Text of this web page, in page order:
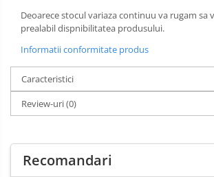
Deoarece stocul variaza continuu va rugam sa
prealabil dispnibilitatea produsului.
Informatii conformitate produs
Caracteristici
Review-uri(0)
Recomandari